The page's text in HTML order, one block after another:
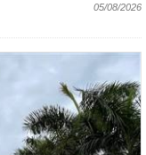
05/08/2026